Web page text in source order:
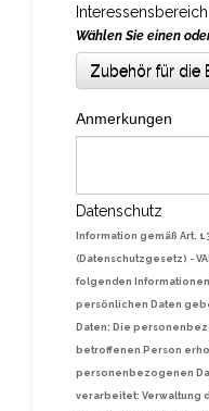
Wählen Sie einen
Zubehör für die
Anmerkungen
Datenschutz
Information gemäß Art.
(Datenschutzgesetz) -
folgenden
persönlichen Daten
Daten: Die
betroffenen Person
personenbezogenen
verarbeitet: Verwaltung